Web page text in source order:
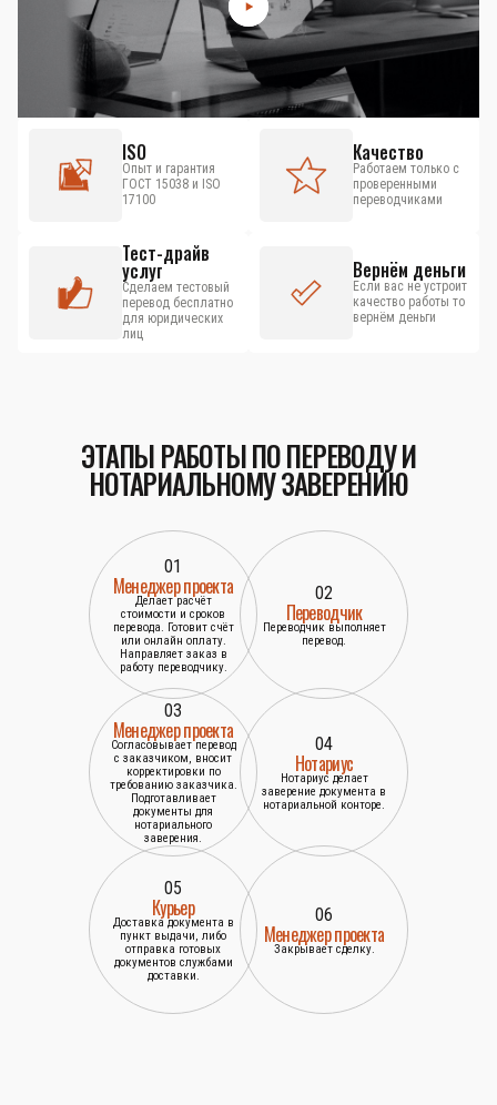
ISO
Опыт и гарантия
ГОСТ 15038 и ISO
17100
Качество
Работаем только с
проверенными
переводчиками
Тест-драйв
услуг
Сделаем тестовый
перевод бесплатно
для юридических
лиц
Вернём деньги
Если вас не устроит
качество работы то
вернём деньги
ЭТАПЫ РАБОТЫ ПО ПЕРЕВОДУ И
НОТАРИАЛЬНОМУ ЗАВЕРЕНИЮ
01
Менеджер проекта
Делает расчёт
стоимости и сроков
перевода. Готовит счёт
или онлайн оплату.
Направляет заказ в
работу переводчику.
02
Переводчик
Переводчик выполняет
перевод.
03
Менеджер проекта
Согласовывает перевод
с заказчиком, вносит
корректировки по
требованию заказчика.
Подготавливает
документы для
нотариального
заверения.
04
Нотариус
Нотариус делает
заверение документа в
нотариальной конторе.
05
Курьер
Доставка документа в
пункт выдачи, либо
отправка готовых
документов службами
доставки.
06
Менеджер проекта
Закрывает сделку.